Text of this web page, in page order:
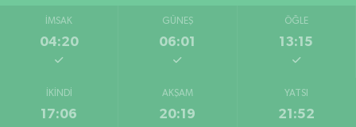
İKINDI
17:06
AKŞAM
20:19
YATSI
21:52
Aylık Vakitler